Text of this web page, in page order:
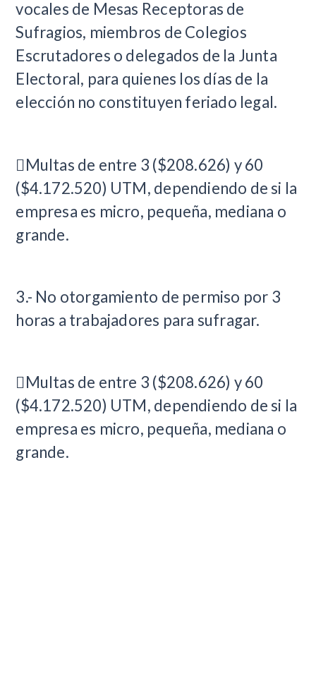
vocales de Mesas Receptoras de
Sufragios, miembros de Colegios
Escrutadores o delegados de la Junta
Electoral, para quienes los días de la
elección no constituyen feriado legal.
Multas de entre 3 ($208.626) y 60
($4.172.520) UTM, dependiendo de si la
empresa es micro, pequeña, mediana o
grande.
3.- No otorgamiento de permiso por 3
horas a trabajadores para sufragar.
Multas de entre 3 ($208.626) y 60
($4.172.520) UTM, dependiendo de si la
empresa es micro, pequeña, mediana o
grande.